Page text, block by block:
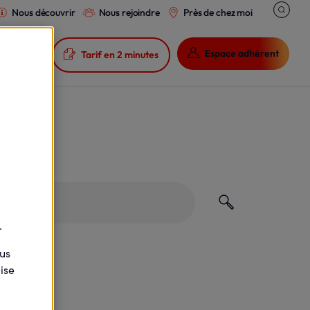
Nous découvrir Nous rejoindre Près de chez moi
 Tarif en 2 minutes  Espace adhérent